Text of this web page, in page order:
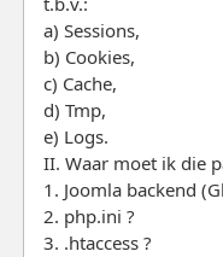
a) Sessions,
b) Cookies,
c) Cache,
d) Tmp,
e) Logs.
II. Waar moet ik die
1. Joomla backend
2. php.ini ?
3. .htaccess ?